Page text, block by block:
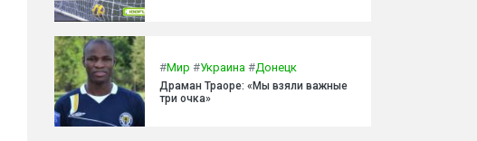
#Мир #Украина #Донецк
Драман Траоре: «Мы взяли важные
три очка»